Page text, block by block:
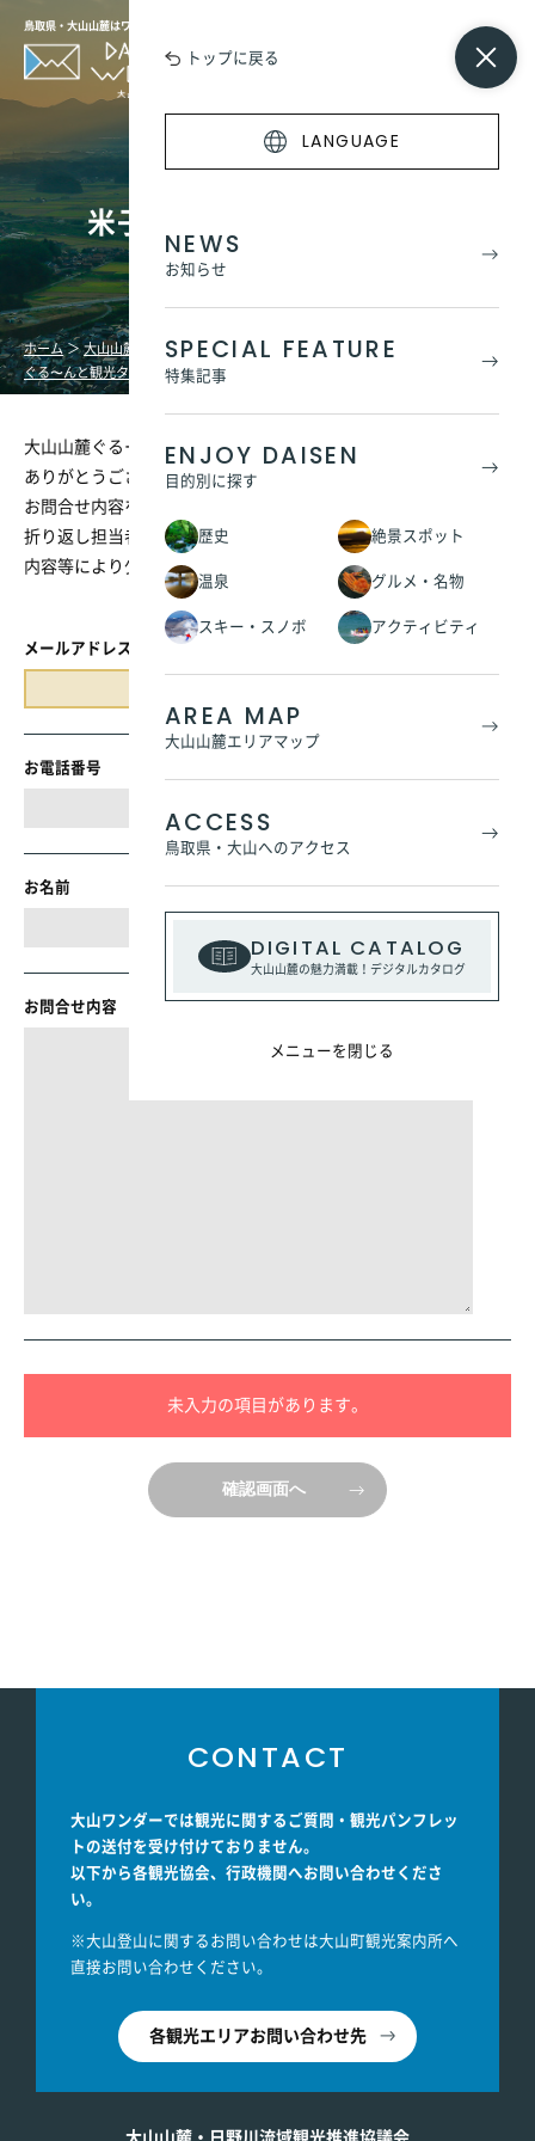
トップに戻る
LANGUAGE
NEWS
お知らせ
SPECIAL FEATURE
特集記事
ENJOY DAISEN
目的別に探す
歴史 絶景スポット
温泉 グルメ・名物
スキー・スノボ アクティビティ
AREA MAP
大山山麓エリアマップ
ACCESS
鳥取県・大山へのアクセス
DIGITAL CATALOG
大山山麓の魅力満載！デジタルカタログ
メニューを閉じる
鳥取県・大山山麓はワンダーの宝庫
米子第一交通へのお問合せ
ホーム＞大山山麓
ぐる〜んと観光タクシー旅＞お問い合わせ一覧
大山山麓ぐるーんとタクシー旅についてご関心をお寄せいただき
ありがとうございます。
お問合せ内容をご入力のうえ、ご送信ください。
折り返し担当者よりご連絡いたします。
内容等により少々お時間をいただく場合がございます。
メールアドレス 入力してください。
お電話番号
お名前
お問合せ内容
未入力の項目があります。
CONTACT
大山ワンダーでは観光に関するご質問・観光パンフレッ
トの送付を受け付けておりません。
以下から各観光協会、行政機関へお問い合わせくださ
い。
※大山登山に関するお問い合わせは大山町観光案内所へ
直接お問い合わせください。
各観光エリアお問い合わせ先
大山山麓・日野川流域観光推進協議会